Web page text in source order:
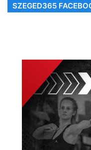
SZEGED365